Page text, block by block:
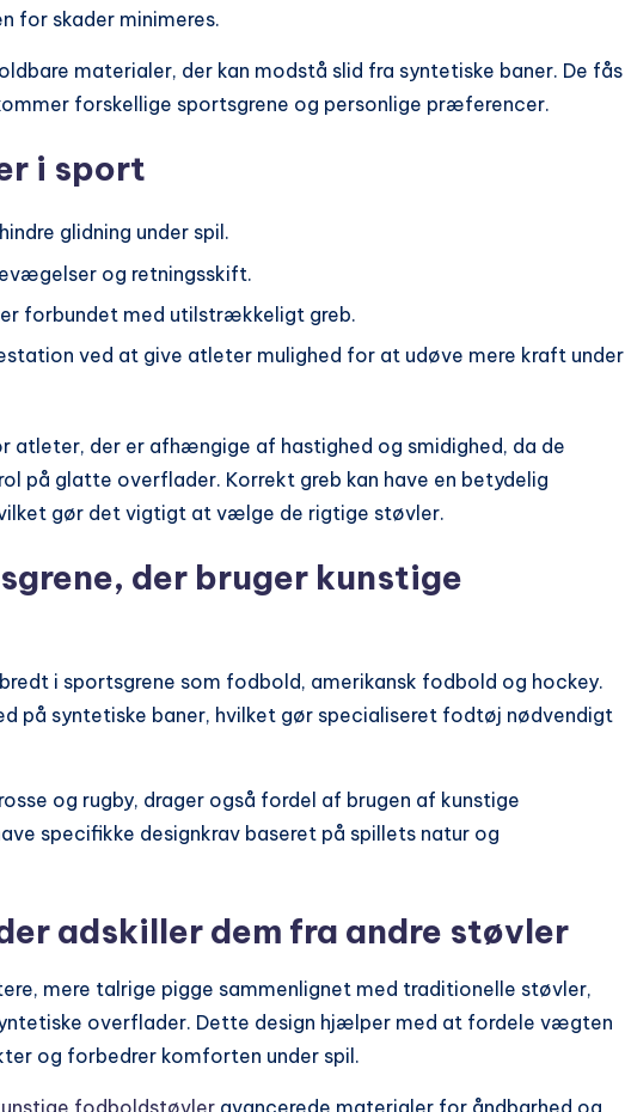
for skader minimeres.
materialer, der kan modstå slid fra syntetiske baner. De fås
forskellige sportsgrene og personlige præferencer.
i sport
glidning under spil.
og retningsskift.
forbundet med utilstrækkeligt greb.
ved at give atleter mulighed for at udøve mere kraft under
atleter, der er afhængige af hastighed og smidighed, da de
på glatte overflader. Korrekt greb kan have en betydelig
gør det vigtigt at vælge de rigtige støvler.
der bruger kunstige
i sportsgrene som fodbold, amerikansk fodbold og hockey.
på syntetiske baner, hvilket gør specialiseret fodtøj nødvendigt
og rugby, drager også fordel af brugen af kunstige
specifikke designkrav baseret på spillets natur og
adskiller dem fra andre støvler
mere talrige pigge sammenlignet med traditionelle støvler,
overflader. Dette design hjælper med at fordele vægten
og forbedrer komforten under spil.